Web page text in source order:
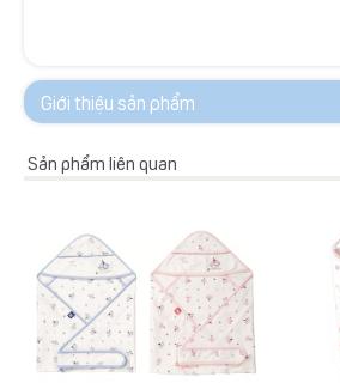
Giới thiệu sản phẩm
Sản phẩm liên quan